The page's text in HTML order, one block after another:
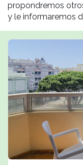
propondremos
y le informaremos